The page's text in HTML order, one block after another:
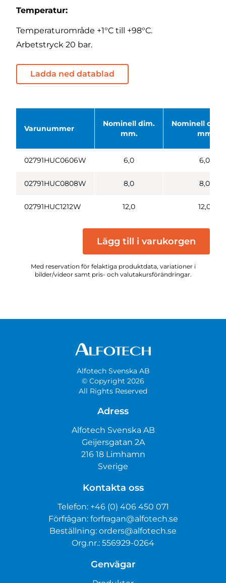
Temperatur:
Temperaturområde +1°C till +98°C.
Arbetstryck 20 bar.
Ladda ned datablad
Varunummer
Nominell dim.
mm.
Nominell dim.
mm
02791HUC0606W 6,0 6,0
02791HUC0808W 8,0 8,0
02791HUC1212W 12,0 12,0
Lägg till i varukorgen
Med reservation för felaktiga produktdata, variationer i
bilder/videor samt pris- och valutakursförändringar.
Alfotech Svenska AB
© Copyright 2026
All Rights Reserved
Adress
Alfotech Svenska AB
Geijersgatan 2A
216 18 Limhamn
Sverige
Kontakta oss
Telefon: +46 (0) 406 450 071
Förfrågan: forfragan@alfotech.se
Beställning: orders@alfotech.se
Org.nr.: 556929-0264
Genvägar